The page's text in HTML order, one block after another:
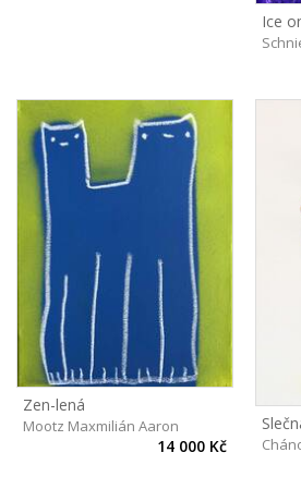
Ice
Zen-lená
Mootz Maxmilián Aaron
14 000 Kč